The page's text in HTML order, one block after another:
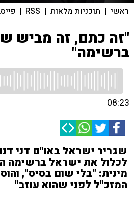
ראשי | תוכניות מלאות |
RSS
|
"זה כתם, זה מביש
ברשימה"
08:23
שגריר ישראל באו"ם דני
לכלול את ישראל ברשימה
מינית: "בלי שום בסיס",
המזכ"ל לפני שהוא עוזב"